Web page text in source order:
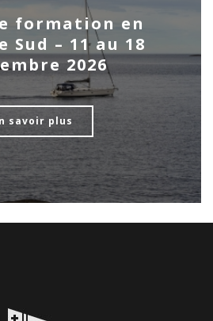
formation en
Sud – 11 au 18
2026
savoir plus